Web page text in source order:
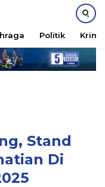
Politik
Stand
Di